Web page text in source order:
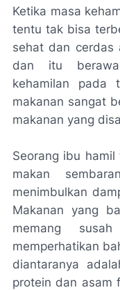
Ketika masa
tentu tak bisa
sehat dan cerdas
dan itu
kehamilan pada
makanan sangat
makanan yang
Seorang ibu
makan
menimbulkan
Makanan yang
memang
memperhatikan
diantaranya
protein dan asam